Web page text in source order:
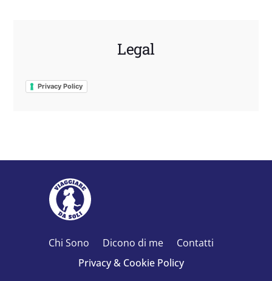
Legal
Privacy Policy
Chi Sono Dicono di me
Contatti
Privacy & Cookie Policy